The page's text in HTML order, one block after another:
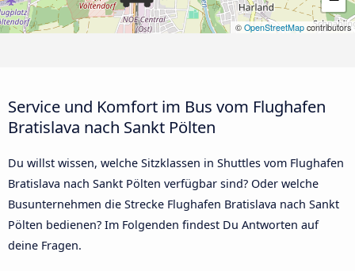
© OpenStreetMap contributors
Service und Komfort im Bus vom Flughafen
Bratislava nach Sankt Pölten
Du willst wissen, welche Sitzklassen in Shuttles vom Flughafen
Bratislava nach Sankt Pölten verfügbar sind? Oder welche
Busunternehmen die Strecke Flughafen Bratislava nach Sankt
Pölten bedienen? Im Folgenden findest Du Antworten auf
deine Fragen.